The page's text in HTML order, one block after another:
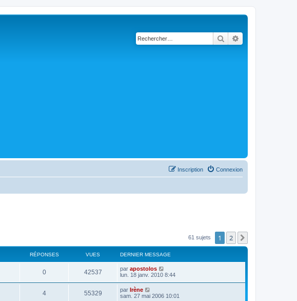
Rechercher
Connexion
Inscription
61 sujets 1 2
RÉPONSES VUES DERNIER MESSAGE
0 42537 par apostolos
lun. 18 janv. 2010 8:44
4 55329 par Irène
sam. 27 mai 2006 10:01